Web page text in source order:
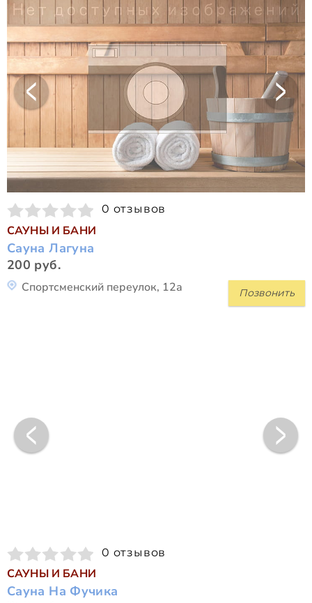
0 отзывов
САУНЫ И БАНИ
Сауна Лагуна
200 руб.
Позвонить
Спортсменский переулок, 12а
0 отзывов
САУНЫ И БАНИ
Сауна На Фучика